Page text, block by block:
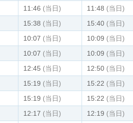
11:46 (当日) 11:48 (当日)
15:38 (当日) 15:40 (当日)
10:07 (当日) 10:09 (当日)
10:07 (当日) 10:09 (当日)
12:45 (当日) 12:50 (当日)
15:19 (当日) 15:22 (当日)
15:19 (当日) 15:22 (当日)
12:17 (当日) 12:19 (当日)